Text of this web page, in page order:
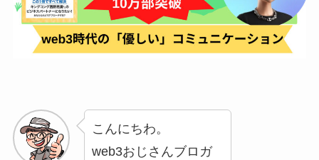
こんにちわ。
web3おじさんブロガ